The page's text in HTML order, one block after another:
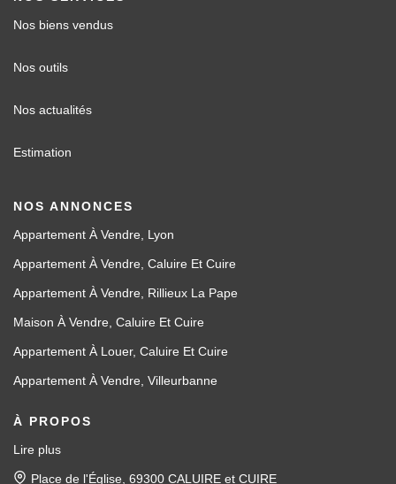
Nos biens vendus
Nos outils
Nos actualités
Estimation
NOS ANNONCES
Appartement À Vendre, Lyon
Appartement À Vendre, Caluire Et Cuire
Appartement À Vendre, Rillieux La Pape
Maison À Vendre, Caluire Et Cuire
Appartement À Louer, Caluire Et Cuire
Appartement À Vendre, Villeurbanne
À PROPOS
Lire plus
Place de l'Église, 69300 CALUIRE et CUIRE